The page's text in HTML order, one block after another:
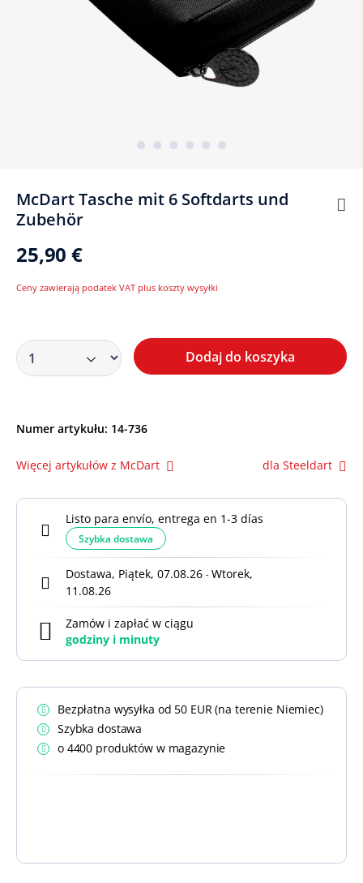
McDart Tasche mit 6 Softdarts und
Zubehör
25,90 €
Ceny zawierają podatek VAT plus koszty wysyłki
Dodaj do koszyka
Numer artykułu: 14-736
Więcej artykułów z McDart dla Steeldart
Listo para envío, entrega en 1-3 días
Szybka dostawa
Dostawa, Piątek, 07.08.26 - Wtorek,
11.08.26
Zamów i zapłać w ciągu
godziny i minuty
Bezpłatna wysyłka od 50 EUR (na terenie Niemiec)
Szybka dostawa
o 4400 produktów w magazynie